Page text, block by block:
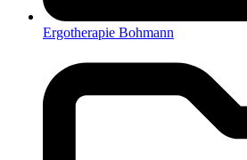
Ergotherapie Bohmann